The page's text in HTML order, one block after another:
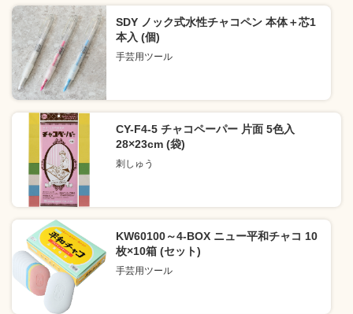
SDY ノック式水性チャコペン 本体＋芯1
本入 (個)
手芸用ツール
CY-F4-5 チャコペーパー 片面 5色入
28×23cm (袋)
刺しゅう
KW60100～4-BOX ニュー平和チャコ 10
枚×10箱 (セット)
手芸用ツール